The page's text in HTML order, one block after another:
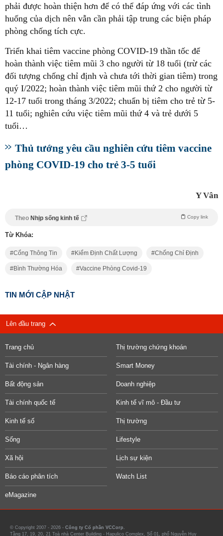
phải được hoàn thiện hơn để có thể đáp ứng với các tình
huống của dịch nên vẫn cần phải tập trung các biện pháp
phòng chống tích cực.
Triển khai tiêm vaccine phòng COVID-19 thần tốc để
hoàn thành việc tiêm mũi 3 cho người từ 18 tuổi (trừ các
đối tượng chống chỉ định và chưa tới thời gian tiêm) trong
quý I/2022; hoàn thành việc tiêm mũi thứ 2 cho người từ
12-17 tuổi trong tháng 3/2022; chuẩn bị tiêm cho trẻ từ 5-
11 tuổi; nghiên cứu việc tiêm mũi thứ 4 và trẻ dưới 5
tuổi…
Thủ tướng yêu cầu nghiên cứu tiêm vaccine
phòng COVID-19 cho trẻ 3-5 tuổi
Y Vân
Theo Nhịp sống kinh tế Copy link
Từ Khóa:
Cổng Thông Tin Kiểm Định Chất Lượng Chống Chỉ Định
Bình Thường Hóa Vaccine Phòng Covid-19
TIN MỚI CẬP NHẬT
Lên đầu trang
Trang chủ Thị trường chứng khoán
Tài chính - Ngân hàng Smart Money
Bất động sản Doanh nghiệp
Tài chính quốc tế Kinh tế vĩ mô - Đầu tư
Kinh tế số Thị trường
Sống Lifestyle
Xã hội Lịch sự kiện
Báo cáo phân tích Watch List
eMagazine
© Copyright 2007 - 2026 - Công ty Cổ phần VCCorp.
Tầng 17, 19, 20, 21 Toà nhà Center Building - Hapulico Complex, Số 01, phố Nguyễn Huy